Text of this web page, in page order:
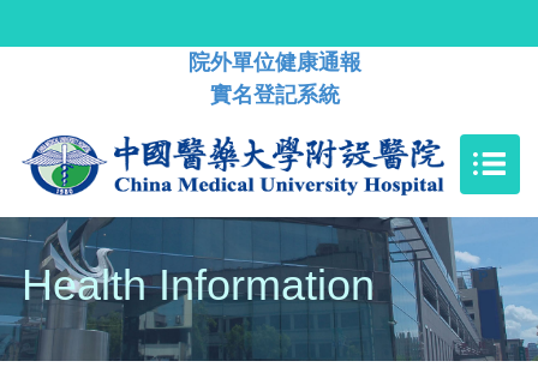
院外單位健康通報
實名登記系統
Health Information